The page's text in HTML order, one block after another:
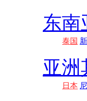
东南
泰国
亚洲
日本